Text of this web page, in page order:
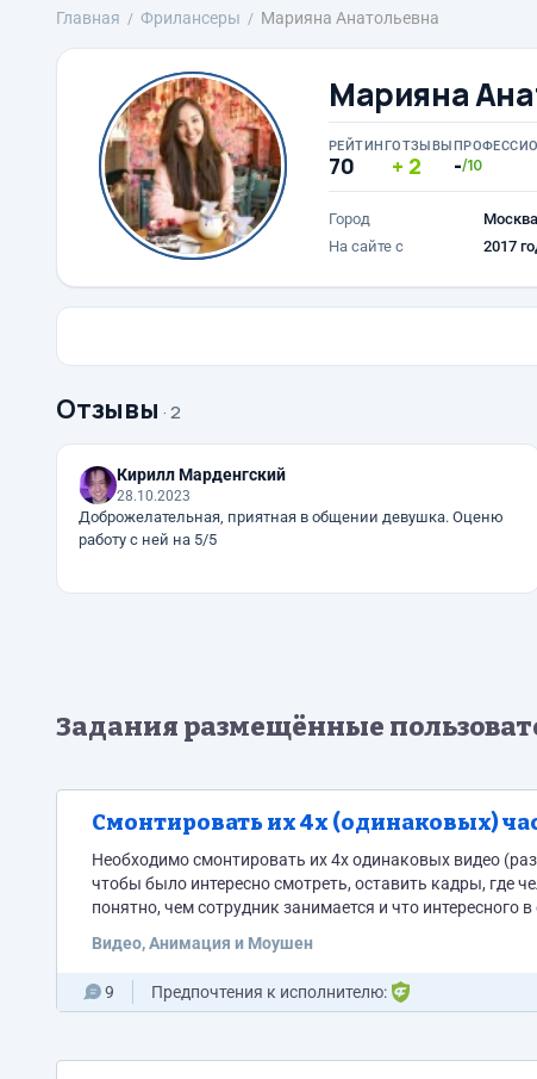
Главная Фрилансеры Марияна Анатольевна
Марияна
РЕЙТИНГ
70
ОТЗЫВЫ
2 -/10
Город
Москва
На сайте с
2017
Отзывы · 2
Кирилл Марденгский
28.10.2023
Доброжелательная, приятная в общении девушка. Оценю
работу с ней на 5/5
Задания размещённые
Смонтировать их 4х (одинаковых)
Необходимо смонтировать их 4х одинаковых видео
чтобы было интересно смотреть, оставить кадры, где
понятно, чем сотрудник занимается и что интересного в его работе. После согласования самого
Видео, Анимация и Моушен
9 Предпочтения к исполнителю: